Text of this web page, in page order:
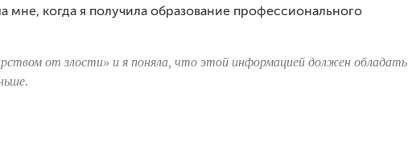
мне, когда я получила образование профессионального
от злости» и я поняла, что этой информацией должен обладать